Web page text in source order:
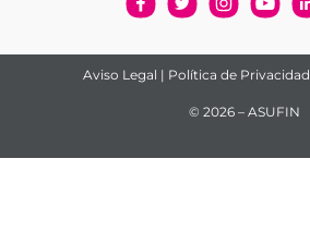
Aviso Legal | Política de Privacidad
© 2026 – ASUFIN